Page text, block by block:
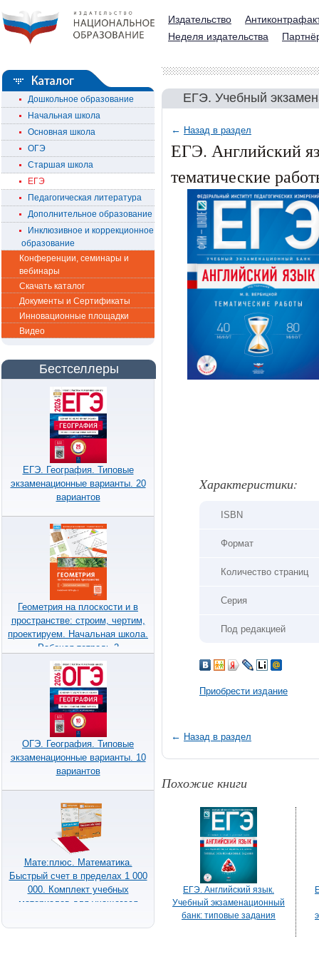
Издательство
Неделя издательства
Дошкольное образование
Начальная школа
Основная школа
ОГЭ
Старшая школа
ЕГЭ
Педагогическая литература
Дополнительное образование
Инклюзивное и коррекционное
образование
Конференции, семинары и
вебинары
Скачать каталог
Документы и Сертификаты
Инновационные площадки
Видео
Бестселлеры
ЕГЭ. География. Типовые
экзаменационные варианты. 20
вариантов
Геометрия на плоскости и в
пространстве: строим, чертим,
проектируем. Начальная школа.
Рабочая тетрадь 2
ОГЭ. География. Типовые
экзаменационные варианты. 10
вариантов
Мате:плюс. Математика.
Быстрый счет в пределах 1 000
000. Комплект учебных
материалов для учащегося
ЕГЭ. Учебный
← Назад в раздел
ЕГЭ. Английский
тематические
Xарактеристики:
ISBN
Формат
Количество страниц
Серия
Под редакцией
Приобрести издание
← Назад в раздел
Похожие книги
ЕГЭ. Английский язык.
Учебный экзаменационный
банк: типовые задания